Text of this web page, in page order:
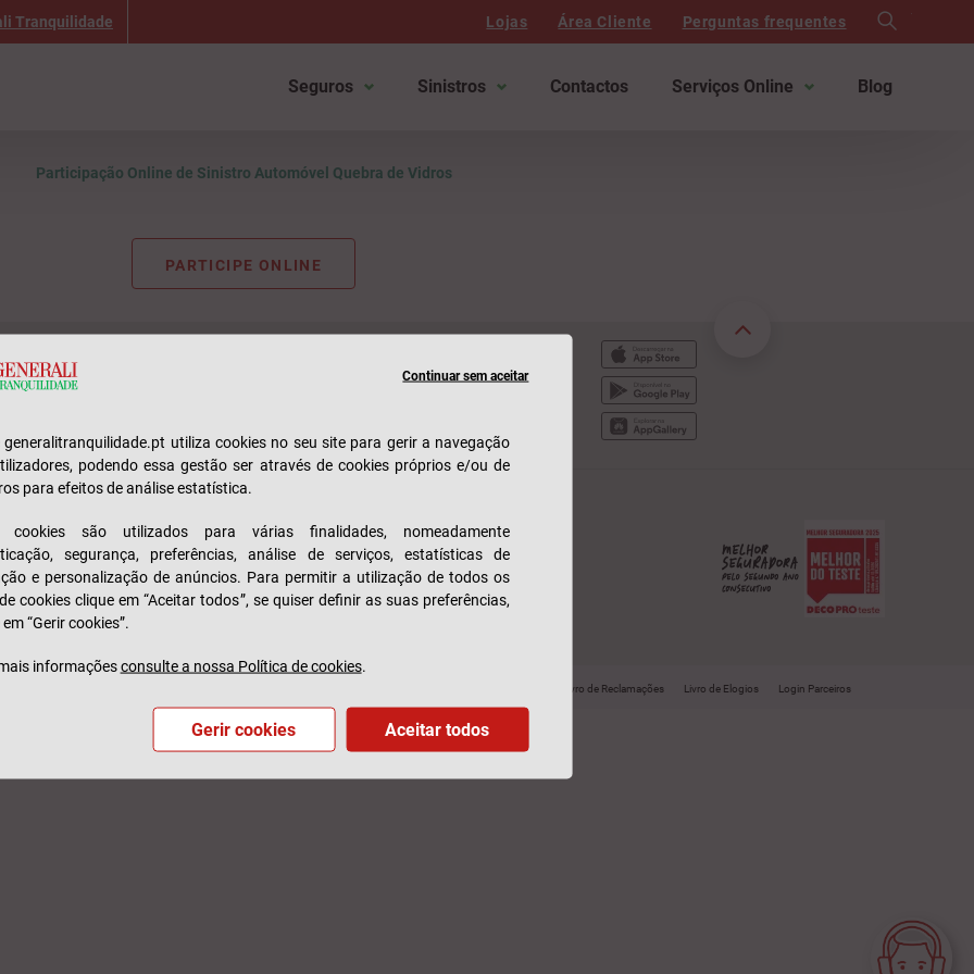
Tranquilidade Lojas Área Cliente Perguntas frequentes
Seguros Sinistros Contactos Serviços Online Blog
Participação Online de Sinistro Automóvel Quebra de Vidros
PARTICIPE ONLINE
de Trabalho
Civil
Dias úteis | 09h às 19h
Livro de Reclamações Livro de Elogios Login Parceiros
COPYRIGHT © GENERALI SEGUROS S.A.2026
Continuar sem aceitar
generalitranquilidade.pt utiliza cookies no seu site para gerir a navegação
podendo essa gestão ser através de cookies próprios e/ou de
para efeitos de análise estatística.
cookies são utilizados para várias finalidades, nomeadamente
segurança, preferências, análise de serviços, estatísticas de
e personalização de anúncios. Para permitir a utilização de todos os
cookies clique em “Aceitar todos”, se quiser definir as suas preferências,
“Gerir cookies”.
informaçõesconsulte a nossa Política de cookies.
Gerir cookies Aceitar todos